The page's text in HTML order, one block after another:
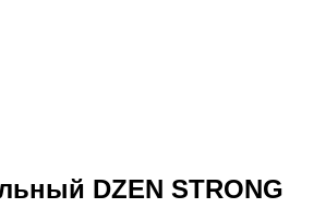
DZEN STRONG